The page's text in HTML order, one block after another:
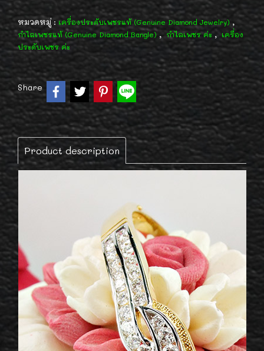
หมวดหมู่ : เครื่องประดับเพชรแท้ (Genuine Diamond Jewelry) ,
กำไลเพชรแท้ (Genuine Diamond Bangle) , กำไลเพชร ค่ะ , เครื่อง
ประดับเพชร ค่ะ
Share
Product description